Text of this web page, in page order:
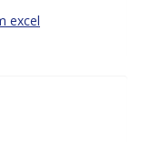
excel